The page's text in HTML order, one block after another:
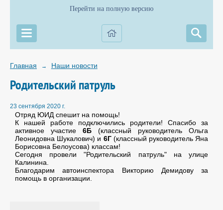
Перейти на полную версию
Главная → Наши новости
Родительский патруль
23 сентября 2020 г.
Отряд ЮИД спешит на помощь!
К нашей работе подключились родители! Спасибо за
активное участие 6Б (классный руководитель Ольга
Леонидовна Шукалович) и 6Г(классный руководитель Яна
Борисовна Белоусова) классам!
Сегодня провели "Родительский патруль" на улице
Калинина.
Благодарим автоинспектора Викторию Демидову за
помощь в организации.